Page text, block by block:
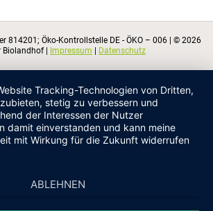
814201; Öko-Kontrollstelle DE - ÖKO – 006 | © 2026
|
Impressum Datenschutz
Tracking-Technologien von Dritten,
stetig zu verbessern und
der Interessen der Nutzer
damit einverstanden und kann meine
mit Wirkung für die Zukunft widerrufen
ABLEHNEN